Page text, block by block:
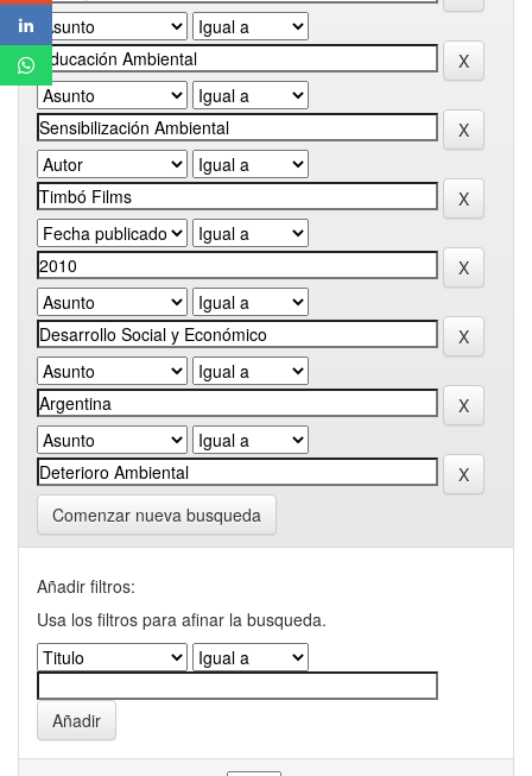
Comenzar nueva busqueda
Añadir filtros:
Usa los filtros para afinar la busqueda.